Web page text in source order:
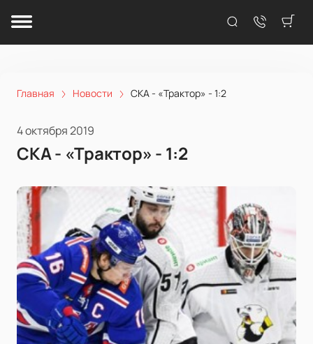
Главная Новости СКА - «Трактор» - 1:2
4 октября 2019
СКА - «Трактор» - 1:2